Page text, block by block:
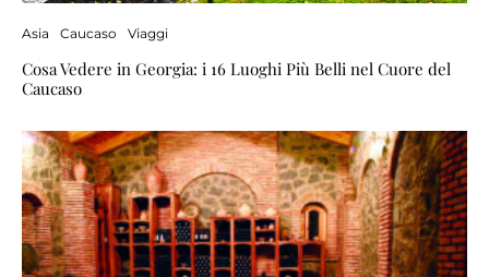
Asia Caucaso Viaggi
Cosa Vedere in Georgia: i 16 Luoghi Più Belli nel Cuore del
Caucaso